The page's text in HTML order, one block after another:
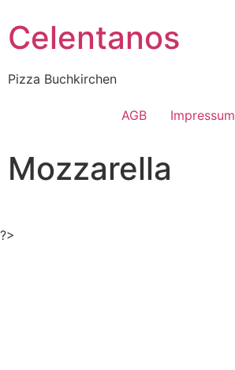
Celentanos
Pizza Buchkirchen
AGB Impressum
Mozzarella
?>